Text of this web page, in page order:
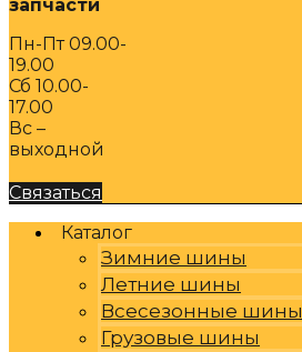
запчасти
Пн-Пт 09.00-
19.00
Сб 10.00-
17.00
Вс –
выходной
Связаться
Каталог
Зимние шины
Летние шины
Всесезонные шины
Грузовые шины